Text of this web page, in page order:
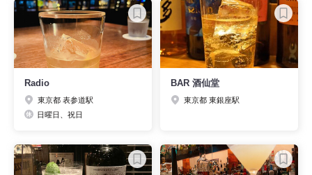
Radio
東京都 表参道駅
日曜日、祝日
BAR 酒仙堂
東京都 東銀座駅